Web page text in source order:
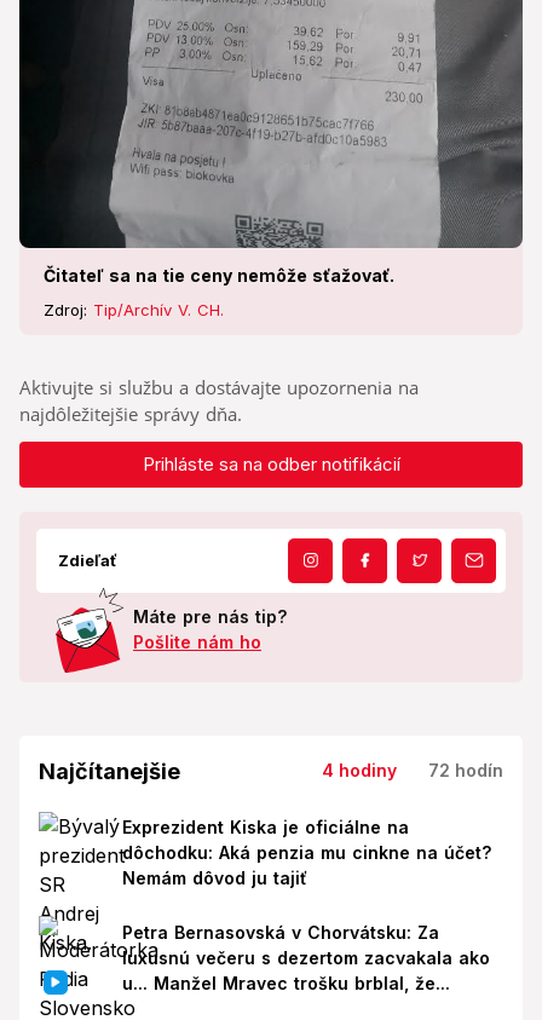
Čitateľ sa na tie ceny nemôže sťažovať.
Zdroj: Tip/Archív V. CH.
Aktivujte si službu a dostávajte upozornenia na
najdôležitejšie správy dňa.
Prihláste sa na odber notifikácií
Zdieľať
Máte pre nás tip?
Pošlite nám ho
Najčítanejšie 4 hodiny 72 hodín
Exprezident Kiska je oficiálne na
dôchodku: Aká penzia mu cinkne na účet?
Nemám dôvod ju tajiť
Petra Bernasovská v Chorvátsku: Za
luxusnú večeru s dezertom zacvakala ako
u... Manžel Mravec trošku brblal, že...